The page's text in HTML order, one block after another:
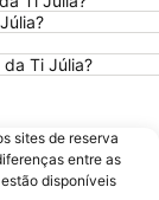
Ana de Aviz
de São Simão
Ferro do Entroncamento
em Fátima
de Piscinas de Leiria
Ti Júlia?
sites de reserva
entre as
disponíveis